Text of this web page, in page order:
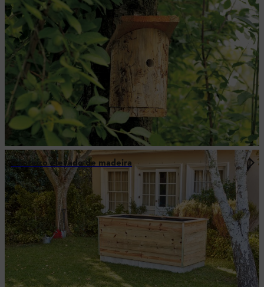
Canteiro elevado de madeira